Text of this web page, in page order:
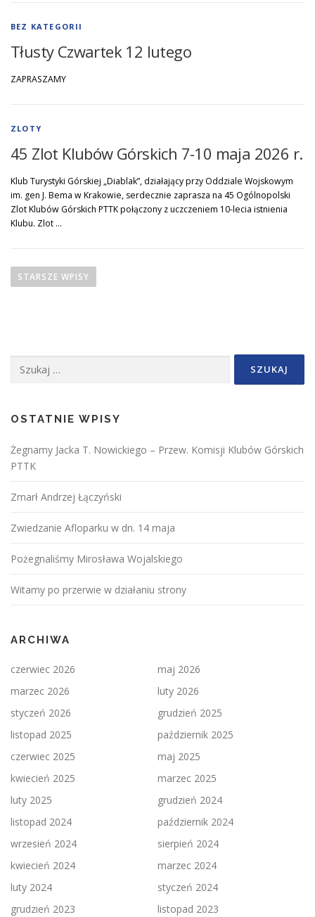
BEZ KATEGORII
Tłusty Czwartek 12 lutego
ZAPRASZAMY
ZLOTY
45 Zlot Klubów Górskich 7-10 maja 2026 r.
Klub Turystyki Górskiej „Diablak”, działający przy Oddziale Wojskowym
im. gen J. Bema w Krakowie, serdecznie zaprasza na 45 Ogólnopolski
Zlot Klubów Górskich PTTK połączony z uczczeniem 10-lecia istnienia
Klubu. Zlot …
a
p
o
w
i
a
h
STARSZE WPISY
OSTATNIE WPISY
Żegnamy Jacka T. Nowickiego – Przew. Komisji Klubów Górskich
PTTK
Zmarł Andrzej Łączyński
Zwiedzanie Afloparku w dn. 14 maja
Pożegnaliśmy Mirosława Wojalskiego
Witamy po przerwie w działaniu strony
ARCHIWA
czerwiec 2026
maj 2026
marzec 2026
luty 2026
styczeń 2026
grudzień 2025
listopad 2025
październik 2025
czerwiec 2025
maj 2025
kwiecień 2025
marzec 2025
luty 2025
grudzień 2024
listopad 2024
październik 2024
wrzesień 2024
sierpień 2024
kwiecień 2024
marzec 2024
luty 2024
styczeń 2024
grudzień 2023
listopad 2023